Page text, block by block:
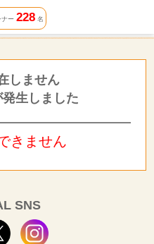
ナー 228名
しません
生しました
きません
SNS